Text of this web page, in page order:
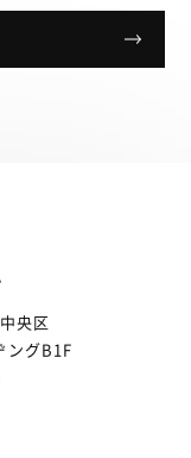
央区
ングB1F